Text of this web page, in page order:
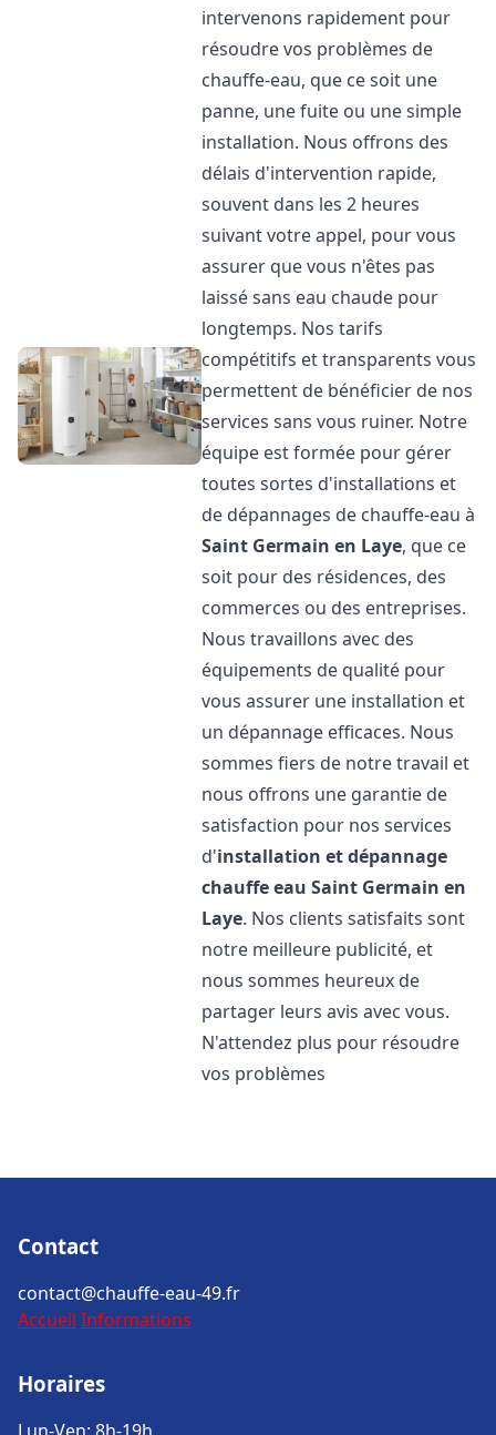
intervenons rapidement pour
résoudre vos problèmes de
chauffe-eau, que ce soit une
panne, une fuite ou une simple
installation. Nous offrons des
délais d'intervention rapide,
souvent dans les 2 heures
suivant votre appel, pour vous
assurer que vous n'êtes pas
laissé sans eau chaude pour
longtemps. Nos tarifs
compétitifs et transparents vous
permettent de bénéficier de nos
services sans vous ruiner. Notre
équipe est formée pour gérer
toutes sortes d'installations et
de dépannages de chauffe-eau à
Saint Germain en Laye, que ce
soit pour des résidences, des
commerces ou des entreprises.
Nous travaillons avec des
équipements de qualité pour
vous assurer une installation et
un dépannage efficaces. Nous
sommes fiers de notre travail et
nous offrons une garantie de
satisfaction pour nos services
d'installation et dépannage
chauffe eau Saint Germain en
Laye. Nos clients satisfaits sont
notre meilleure publicité, et
nous sommes heureux de
partager leurs avis avec vous.
N'attendez plus pour résoudre
vos problèmes
Contact
contact@chauffe-eau-49.fr
Accueil Informations
Horaires